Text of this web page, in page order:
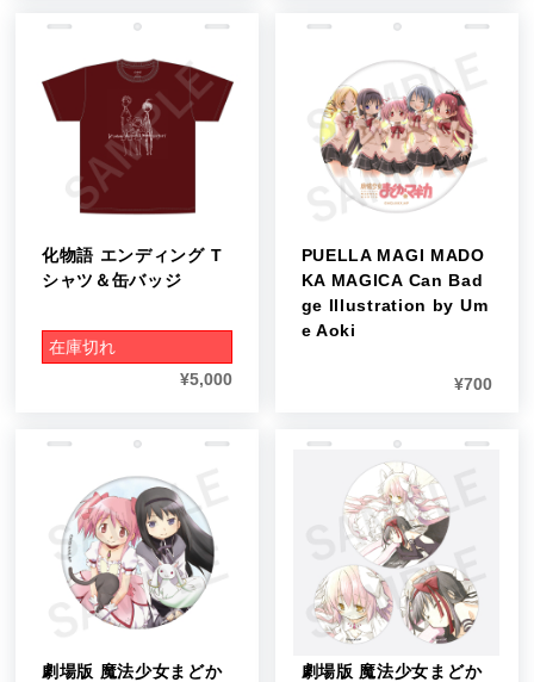
化物語 エンディング T
シャツ＆缶バッジ
在庫切れ
¥5,000
PUELLA MAGI MADO
KA MAGICA Can Bad
ge Illustration by Um
e Aoki
¥700
劇場版 魔法少女まどか
劇場版 魔法少女まどか